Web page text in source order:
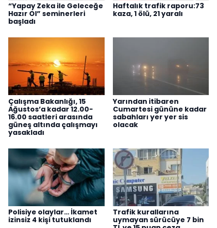
“Yapay Zeka ile Geleceğe
Hazır Ol” seminerleri
başladı
Haftalık trafik raporu:73
kaza, 1 ölü, 21 yaralı
Çalışma Bakanlığı, 15
Ağustos’a kadar 12.00-
16.00 saatleri arasında
güneş altında çalışmayı
yasakladı
Yarından itibaren
Cumartesi gününe kadar
sabahları yer yer sis
olacak
Polisiye olaylar… İkamet
izinsiz 4 kişi tutuklandı
Trafik kurallarına
uymayan sürücüye 7 bin